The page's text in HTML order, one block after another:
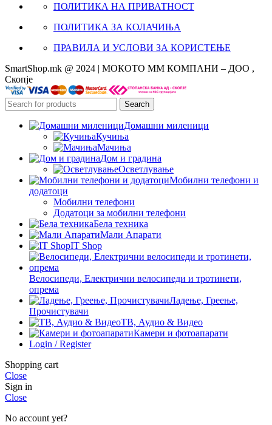
ПОЛИТИКА НА ПРИВАТНОСТ
ПОЛИТИКА ЗА КОЛАЧИЊА
ПРАВИЛА И УСЛОВИ ЗА КОРИСТЕЊЕ
SmartShop.mk @ 2024 | МОКОТО ММ КОМПАНИ – ДОО ,
Скопје
Search
Домашни миленици
Кучиња
Мачиња
Дом и градина
Осветлување
Мобилни телефони и
додатоци
Мобилни телефони
Додатоци за мобилни телефони
Бела техника
Мали Апарати
IT Shop
Велосипеди, Електрични велосипеди и тротинети,
опрема
Ладење, Греење,
Прочистувачи
ТВ, Аудио & Видео
Камери и фотоапарати
Login / Register
Shopping cart
Close
Sign in
Close
No account yet?